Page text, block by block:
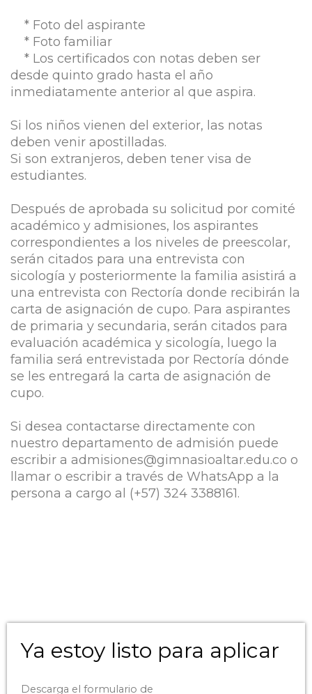
* Foto del aspirante
* Foto familiar
* Los certificados con notas deben ser
desde quinto grado hasta el año
inmediatamente anterior al que aspira.
Si los niños vienen del exterior, las notas
deben venir apostilladas.
Si son extranjeros, deben tener visa de
estudiantes.
Después de aprobada su solicitud por comité
académico y admisiones, los aspirantes
correspondientes a los niveles de preescolar,
serán citados para una entrevista con
sicología y posteriormente la familia asistirá a
una entrevista con Rectoría donde recibirán la
carta de asignación de cupo. Para aspirantes
de primaria y secundaria, serán citados para
evaluación académica y sicología, luego la
familia será entrevistada por Rectoría dónde
se les entregará la carta de asignación de
cupo.
Si desea contactarse directamente con
nuestro departamento de admisión puede
escribir a admisiones@gimnasioaltar.edu.co o
llamar o escribir a través de WhatsApp a la
persona a cargo al (+57) 324 3388161.
Ya estoy listo para aplicar
Descarga el formulario de